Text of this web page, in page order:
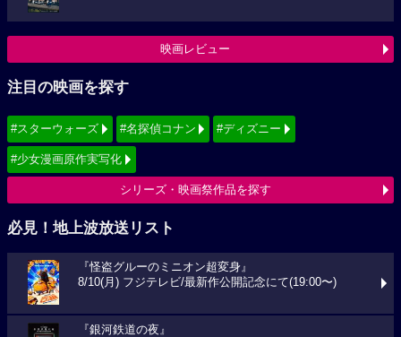
映画レビュー
注目の映画を探す
#スターウォーズ #名探偵コナン #ディズニー
#少女漫画原作実写化
シリーズ・映画祭作品を探す
必見！地上波放送リスト
『怪盗グルーのミニオン超変身』
8/10(月) フジテレビ/最新作公開記念にて(19:00〜)
『銀河鉄道の夜』